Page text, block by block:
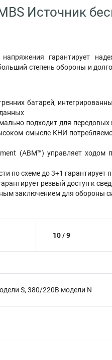
Источник
гарантирует
степень обороны и
батарей,
подходит для передовых
смысле КНИ
(ABM™) управляет
по схеме до 3+1 гарантирует
резвый доступ к
заключением для обороны
10 / 9
S, 380/220В модели N